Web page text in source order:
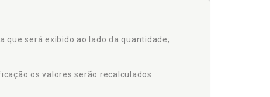
será exibido ao lado da quantidade;
os valores serão recalculados.